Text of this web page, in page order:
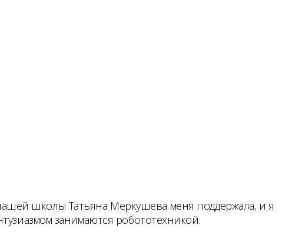
школы Татьяна Меркушева меня поддержала, и я
занимаются робототехникой.